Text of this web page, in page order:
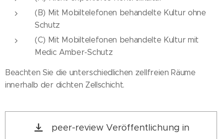
(B) Mit Mobiltelefonen behandelte Kultur ohne
Schutz
(C) Mit Mobiltelefonen behandelte Kultur mit
Medic Amber-Schutz
Beachten Sie die unterschiedlichen zellfreien Räume
innerhalb der dichten Zellschicht.
peer-review Veröffentlichung in